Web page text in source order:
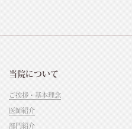
当院について
ご挨拶・基本理念
医師紹介
部門紹介